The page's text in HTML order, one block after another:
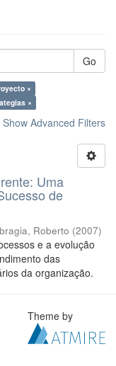
Go
×
×
Show Advanced Filters
Uma
de
Roberto (2007)
e a evolução
das
da organização.
Theme by